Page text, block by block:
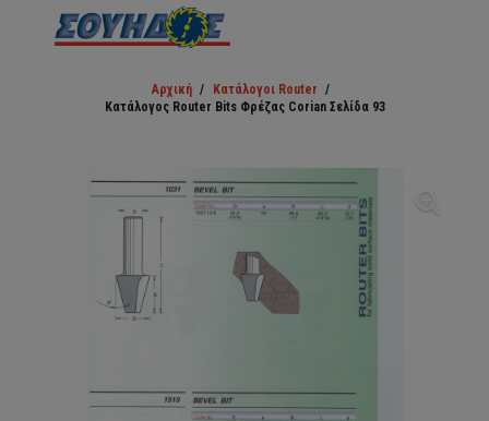
Αρχική / Κατάλογοι Router /
Κατάλογος Router Bits Φρέζας Corian Σελίδα 93